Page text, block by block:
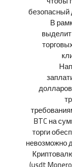
безопасный
В
BTC на
торги
невозможно